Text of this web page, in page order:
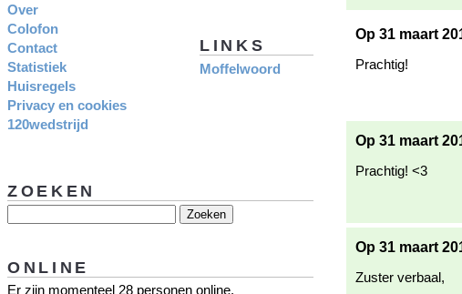
Op 31 maart
Prachtig!
Op 31 maart
Prachtig! <3
Op 31 maart
Zuster verbaal,
LINKS
Moffelwoord
Over
Colofon
Contact
Statistiek
Huisregels
Privacy en cookies
120wedstrijd
ZOEKEN
ONLINE
Er zijn momenteel 28 personen online.